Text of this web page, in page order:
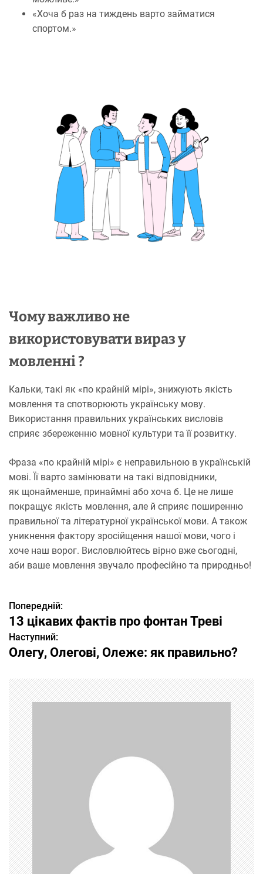
«Хоча б раз на тиждень варто займатися
спортом.»
Чому важливо не
використовувати вираз у
мовленні ?
Кальки, такі як «по крайній мірі», знижують якість
мовлення та спотворюють українську мову.
Використання правильних українських висловів
сприяє збереженню мовної культури та її розвитку.
Фраза «по крайній мірі» є неправильною в українській
мові. Її варто замінювати на такі відповідники,
як щонайменше, принаймні або хоча б. Це не лише
покращує якість мовлення, але й сприяє поширенню
правильної та літературної української мови. А також
уникнення фактору зросійщення нашої мови, чого і
хоче наш ворог. Висловлюйтесь вірно вже сьогодні,
аби ваше мовлення звучало професійно та природньо!
Н
а
в
і
г
а
ц
і
я
з
а
Попередній:
13 цікавих фактів про фонтан Треві
Наступний:
Олегу, Олегові, Олеже: як правильно?